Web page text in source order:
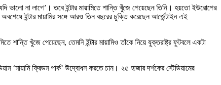
ভালো না লাগে’। তবে ইন্টার মায়ামিতে শান্তি খুঁজে পেয়েছেন তিনি। হয়তো ইউরোপের
ইন্টার মায়ামির সঙ্গে আরও তিন বছরের চুক্তি করেছেন আর্জেন্টাইন এই
খুঁজে পেয়েছেন, তেমনি ইন্টার মায়ামিও তাঁকে নিয়ে যুক্তরাষ্ট্র ফুটবলে একটা
‘মায়ামি ফ্রিডম পার্ক’ উদ্বোধন করতে চান। ২৫ হাজার দর্শকের স্টেডিয়ামের